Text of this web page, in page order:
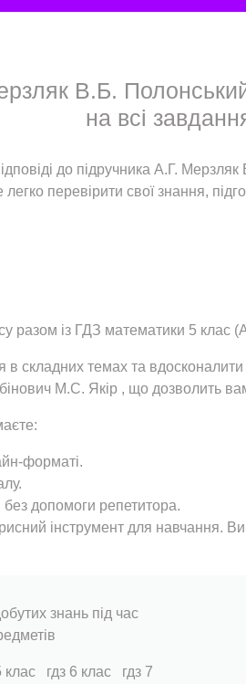
В.Б.
на всі
до підручника А.Г.
перевірити свої знання,
разом із ГДЗ математики 5
складних темах та
М.С. Якір , що дозволить
форматі.
без допомоги репетитора.
інструмент для навчання.
знань під час
клас гдз 6 клас гдз 7